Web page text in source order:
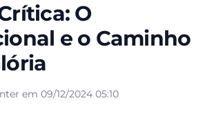
O
e o Caminho
em 09/12/2024 05:10